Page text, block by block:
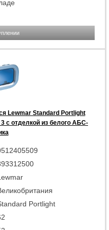
Lewmar Standard Portlight
с отделкой из белого АБС-
Portlight